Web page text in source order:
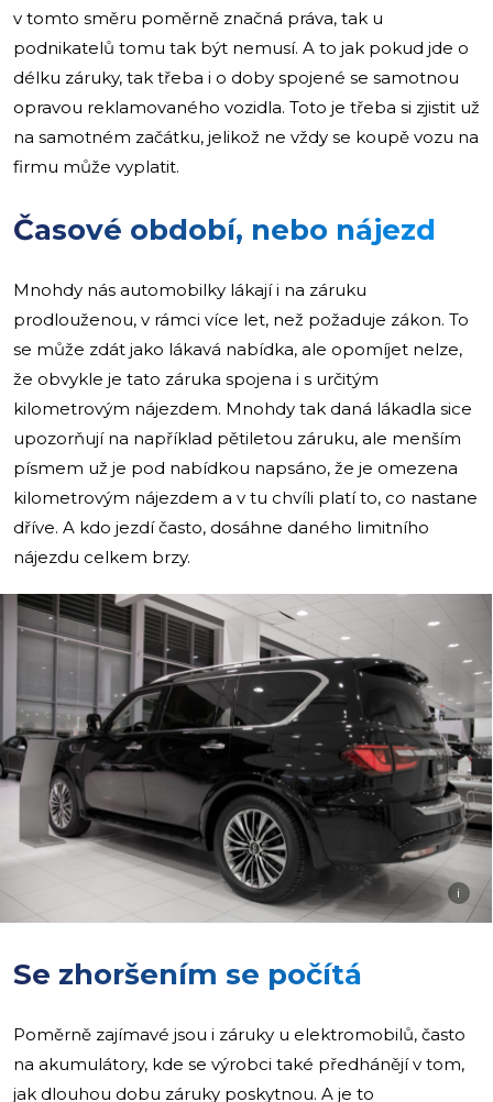
v tomto směru poměrně značná práva, tak u
podnikatelů tomu tak být nemusí. A to jak pokud jde o
délku záruky, tak třeba i o doby spojené se samotnou
opravou reklamovaného vozidla. Toto je třeba si zjistit už
na samotném začátku, jelikož ne vždy se koupě vozu na
firmu může vyplatit.
Časové období, nebo nájezd
Mnohdy nás automobilky lákají i na záruku
prodlouženou, v rámci více let, než požaduje zákon. To
se může zdát jako lákavá nabídka, ale opomíjet nelze,
že obvykle je tato záruka spojena i s určitým
kilometrovým nájezdem. Mnohdy tak daná lákadla sice
upozorňují na například pětiletou záruku, ale menším
písmem už je pod nabídkou napsáno, že je omezena
kilometrovým nájezdem a v tu chvíli platí to, co nastane
dříve. A kdo jezdí často, dosáhne daného limitního
nájezdu celkem brzy.
i
Se zhoršením se počítá
Poměrně zajímavé jsou i záruky u elektromobilů, často
na akumulátory, kde se výrobci také předhánějí v tom,
jak dlouhou dobu záruky poskytnou. A je to